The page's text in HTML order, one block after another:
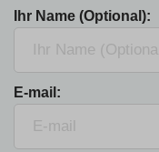
Ihr Name (Optional):
E-mail: